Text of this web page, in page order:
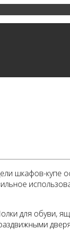
шкафов-купе
для обуви,